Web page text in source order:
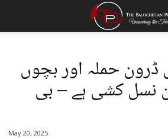
ڈرون حملہ اور بچوں
نسل کشی ہے – بی
May 20, 2025